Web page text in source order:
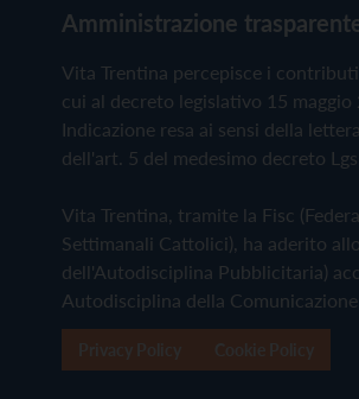
Amministrazione
Vita Trentina percepisce i
cui al decreto legislativo 15 maggio
Indicazione resa ai sensi della
dell'art. 5 del medesimo decreto Lgs.
Vita Trentina, tramite la Fisc
Settimanali Cattolici), ha aderito
dell'Autodisciplina Pubblicitaria)
Autodisciplina della